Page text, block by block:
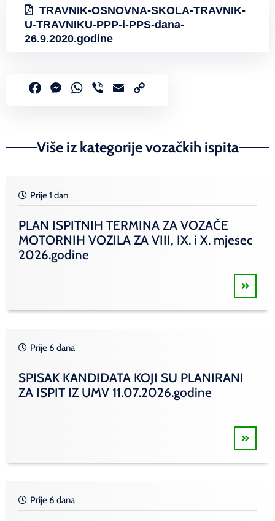
TRAVNIK-OSNOVNA-SKOLA-TRAVNIK-
U-TRAVNIKU-PPP-i-PPS-dana-
26.9.2020.godine
FacebookMessenger
WhatsApp
Viber Email
Više iz kategorije vozačkih ispita
Prije 1 dan
PLAN ISPITNIH TERMINA ZA VOZAČE
MOTORNIH VOZILA ZA VIII, IX. i X. mjesec
2026.godine
Prije 6 dana
SPISAK KANDIDATA KOJI SU PLANIRANI
ZA ISPIT IZ UMV 11.07.2026.godine
Prije 6 dana